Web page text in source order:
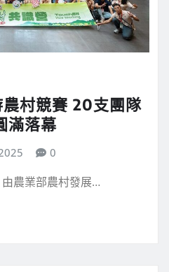
村競賽 20支團隊
滿落幕
0
由農業部農村發展…